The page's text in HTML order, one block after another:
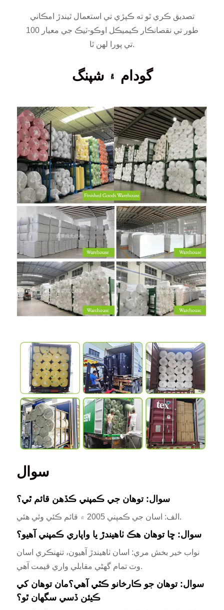
تصديق ڪري ٿو ته ڪپڙي تي استعمال ٿيندڙ امڪاني
طور تي نقصانڪار ڪيميڪل اوڪو-ٽيڪ جي معيار 100
تي پورا لهن ٿا.
گودام ۽ شپنگ
سوال
سوال: توهان جي ڪمپني ڪڏهن قائم ٿي؟
الف: اسان جي ڪمپني 2005 ۾ قائم ڪئي وئي هئي.
سوال: ڇا توهان هڪ ٺاهيندڙ يا واپاري ڪمپني آهيو؟
نواب خير بخش مري: اسان ٺاهيندڙ آهيون، تنهنڪري اسان
وٽ تمام گهڻي مقابلي واري قيمت آهي.
سوال: توهان جو ڪارخانو ڪٿي آهي؟مان توهان کي
ڪيئن ڏسي سگهان ٿو؟